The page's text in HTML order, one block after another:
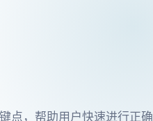
点，帮助用户快速进行正确